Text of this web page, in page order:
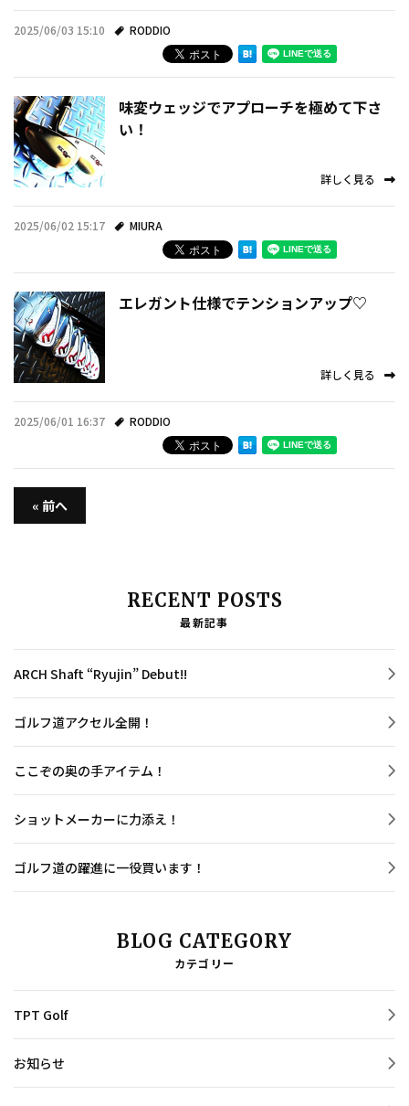
2025/06/03 15:10 RODDIO
味変ウェッジでアプローチを極めて下さ
い！
詳しく見る
2025/06/02 15:17 MIURA
エレガント仕様でテンションアップ♡
詳しく見る
2025/06/01 16:37 RODDIO
« 前へ
RECENT POSTS
最新記事
ARCH Shaft “Ryujin” Debut!!
ゴルフ道アクセル全開！
ここぞの奥の手アイテム！
ショットメーカーに力添え！
ゴルフ道の躍進に一役買います！
BLOG CATEGORY
カテゴリー
TPT Golf
お知らせ